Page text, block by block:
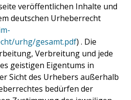
veröffentlichen Inhalte und
deutschen Urheberrecht
urhg/gesamt.pdf) . Die
Verbreitung und jede
geistigen Eigentums in
Sicht des Urhebers außerhalb
bedürfen der